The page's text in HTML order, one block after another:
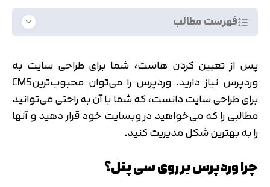
فهرست مطالب
پس از تعیین کردن هاست، شما برای طراحی سایت به
وردپرس نیاز دارید. وردپرس را می‌توان محبوب‌ترینCMS
برای طراحی سایت دانست، که شما با آن به راحتی می‌توانید
مطالبی را که می‌خواهید در وبسایت خود قرار دهید و آنها
را به بهترین شکل مدیریت کنید.
چرا وردپرس بر روی سی پنل؟